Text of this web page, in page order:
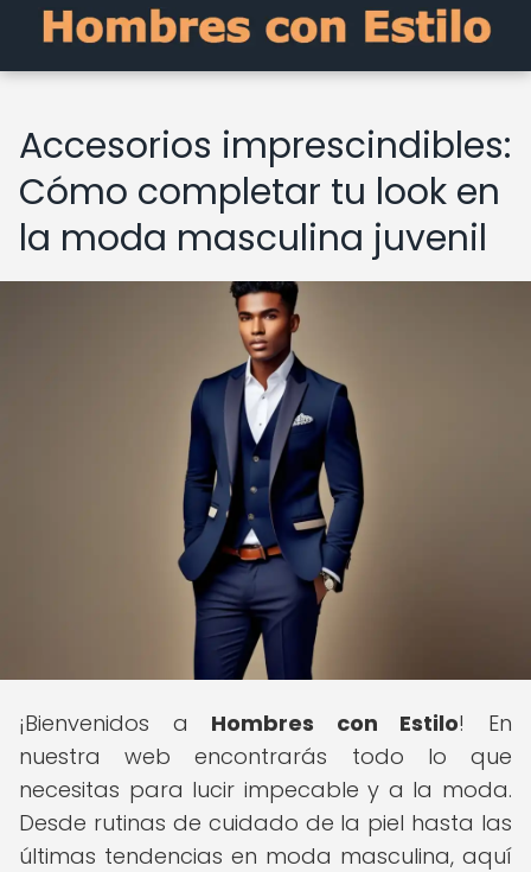
Accesorios imprescindibles:
Cómo completar tu look en
la moda masculina juvenil
¡Bienvenidos a Hombres con Estilo! En
nuestra web encontrarás todo lo que
necesitas para lucir impecable y a la moda.
Desde rutinas de cuidado de la piel hasta las
últimas tendencias en moda masculina, aquí